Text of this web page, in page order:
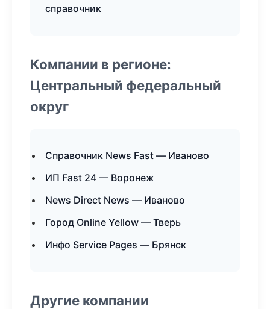
справочник
Компании в регионе:
Центральный федеральный
округ
Справочник News Fast — Иваново
ИП Fast 24 — Воронеж
News Direct News — Иваново
Город Online Yellow — Тверь
Инфо Service Pages — Брянск
Другие компании